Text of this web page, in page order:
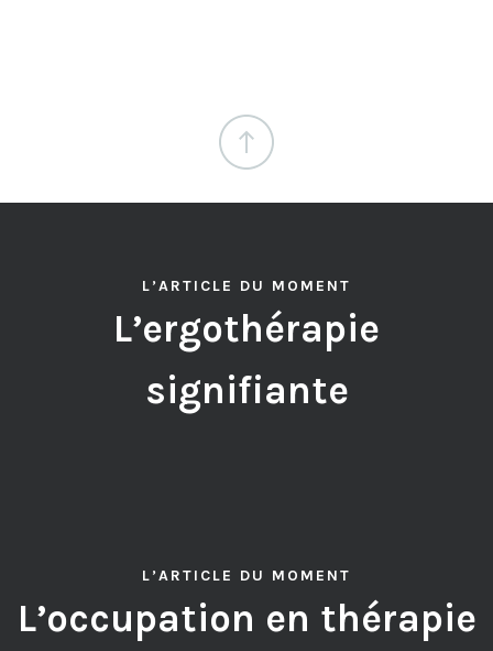
L’ARTICLE DU MOMENT
L’ergothérapie
signifiante
L’ARTICLE DU MOMENT
L’occupation en thérapie